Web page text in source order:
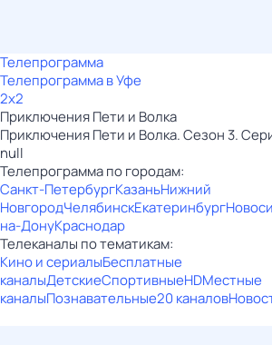
Телепрограмма
Телепрограмма в Уфе
2x2
Приключения Пети и Волка
Приключения Пети и Волка. Сезон 3.
null
Телепрограмма по городам:
Санкт-ПетербургКазаньНижний
НовгородЧелябинскЕкатеринбург
на-ДонуКраснодар
Телеканалы по тематикам:
Кино и сериалыБесплатные
каналыДетскиеСпортивныеHDМестные
каналыПознавательные20 каналов